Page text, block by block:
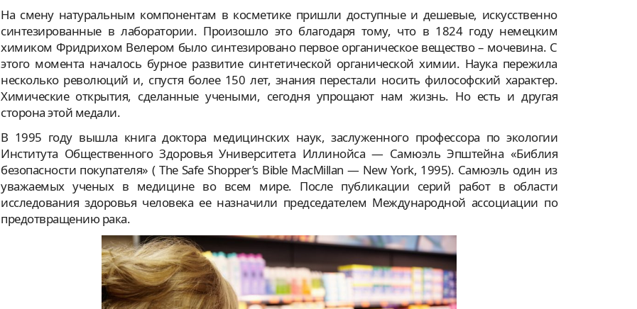
На смену натуральным компонентам в косметике пришли доступные и дешевые, искусственно
синтезированные в лаборатории. Произошло это благодаря тому, что в 1824 году немецким
химиком Фридрихом Велером было синтезировано первое органическое вещество – мочевина. С
этого момента началось бурное развитие синтетической органической химии. Наука пережила
несколько революций и, спустя более 150 лет, знания перестали носить философский характер.
Химические открытия, сделанные учеными, сегодня упрощают нам жизнь. Но есть и другая
сторона этой медали.
В 1995 году вышла книга доктора медицинских наук, заслуженного профессора по экологии
Института Общественного Здоровья Университета Иллинойса — Самюэль Эпштейна «Библия
безопасности покупателя» ( The Safe Shopper’s Bible MacMillan — New York, 1995). Самюэль один из
уважаемых ученых в медицине во всем мире. После публикации серий работ в области
исследования здоровья человека ее назначили председателем Международной ассоциации по
предотвращению рака.